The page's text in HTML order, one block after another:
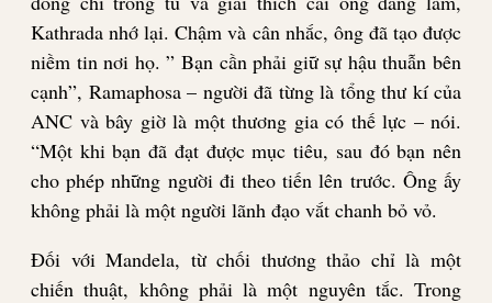
Kathrada nhớ lại. Chậm và cân nhắc, ông đã tạo được
niềm tin nơi họ. ” Bạn cần phải giữ sự hậu thuẫn bên
cạnh”, Ramaphosa – người đã từng là tổng thư kí của
ANC và bây giờ là một thương gia có thế lực – nói.
“Một khi bạn đã đạt được mục tiêu, sau đó bạn nên
cho phép những người đi theo tiến lên trước. Ông ấy
không phải là một người lãnh đạo vắt chanh bỏ vỏ.
Đối với Mandela, từ chối thương thảo chỉ là một
chiến thuật, không phải là một nguyên tắc. Trong